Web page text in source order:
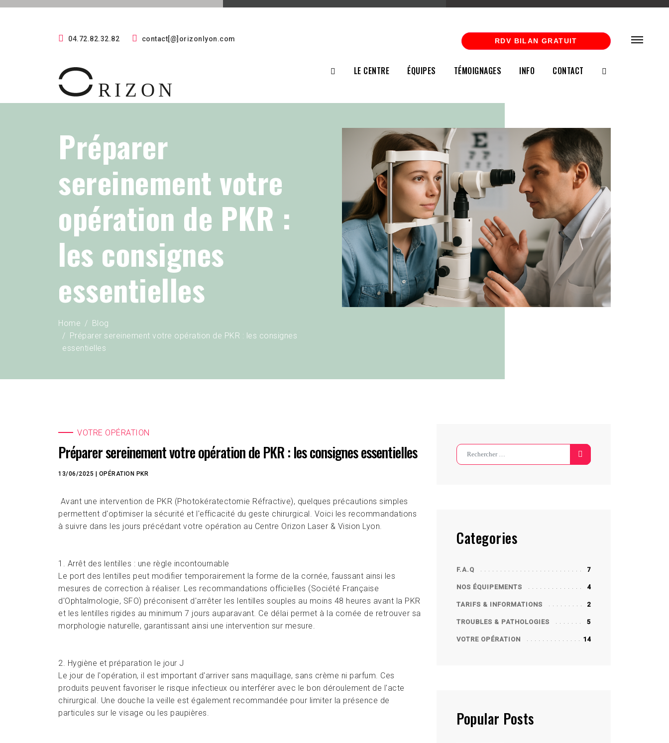
04.72.82.32.82 contact[@]orizonlyon.com RDV BILAN GRATUIT
LE CENTRE ÉQUIPES TÉMOIGNAGES INFO CONTACT
Préparer
sereinement votre
opération de PKR :
les consignes
essentielles
Home
Blog
Préparer sereinement votre opération de PKR : les consignes
essentielles
VOTRE OPÉRATION
Préparer sereinement votre opération de PKR : les consignes essentielles
13/06/2025 OPÉRATION PKR
Avant une intervention de PKR (Photokératectomie Réfractive), quelques précautions simples
permettent d'optimiser la sécurité et l'efficacité du geste chirurgical. Voici les recommandations
à suivre dans les jours précédant votre opération au Centre Orizon Laser & Vision Lyon.
1. Arrêt des lentilles : une règle incontournable
Le port des lentilles peut modifier temporairement la forme de la cornée, faussant ainsi les
mesures de correction à réaliser. Les recommandations officielles (Société Française
d'Ophtalmologie, SFO) préconisent d'arrêter les lentilles souples au moins 48 heures avant la PKR
et les lentilles rigides au minimum 7 jours auparavant. Ce délai permet à la cornée de retrouver sa
morphologie naturelle, garantissant ainsi une intervention sur mesure.
2. Hygiène et préparation le jour J
Le jour de l'opération, il est important d'arriver sans maquillage, sans crème ni parfum. Ces
produits peuvent favoriser le risque infectieux ou interférer avec le bon déroulement de l'acte
chirurgical. Une douche la veille est également recommandée pour limiter la présence de
particules sur le visage ou les paupières.
Search
Categories
F.A.Q 7
NOS ÉQUIPEMENTS 4
TARIFS & INFORMATIONS 2
TROUBLES & PATHOLOGIES 5
VOTRE OPÉRATION 14
Popular Posts